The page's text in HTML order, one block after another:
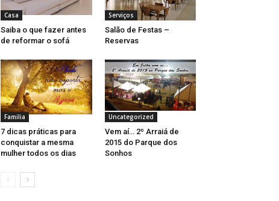
Casa
Saiba o que fazer antes
de reformar o sofá
Serviços
Salão de Festas –
Reservas
Familia
7 dicas práticas para
conquistar a mesma
mulher todos os dias
Uncategorized
Vem aí… 2º Arraiá de
2015 do Parque dos
Sonhos